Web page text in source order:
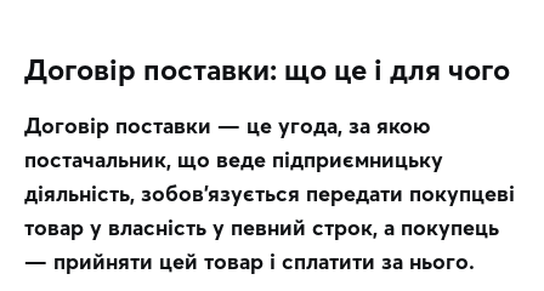
Договір поставки: що це і для чого
Договір поставки — це угода, за якою
постачальник, що веде підприємницьку
діяльність, зобов’язується передати покупцеві
товар у власність у певний строк, а покупець
— прийняти цей товар і сплатити за нього.